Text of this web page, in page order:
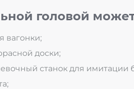
головой
вагонки;
доски;
станок для имитации